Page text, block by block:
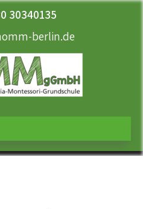
30340135
berlin.de